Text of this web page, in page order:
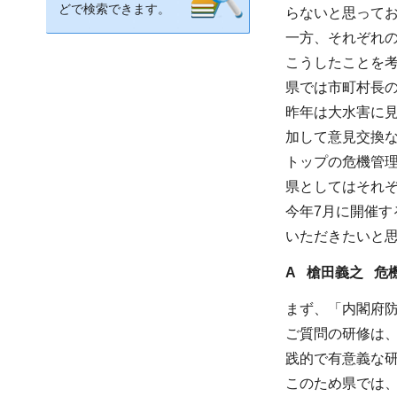
どで検索できます。
らないと思って
一方、それぞれ
こうしたことを
県では市町村長
昨年は大水害に
加して意見交換
トップの危機管
県としてはそれ
今年7月に開催
いただきたいと
A 槍田義之 危
まず、「内閣府
ご質問の研修は
践的で有意義な
このため県では